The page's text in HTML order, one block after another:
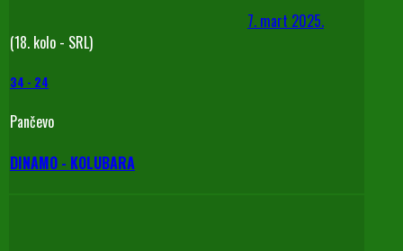
7. mart 2025.
(18. kolo - SRL)
34 - 24
Pančevo
DINAMO - KOLUBARA